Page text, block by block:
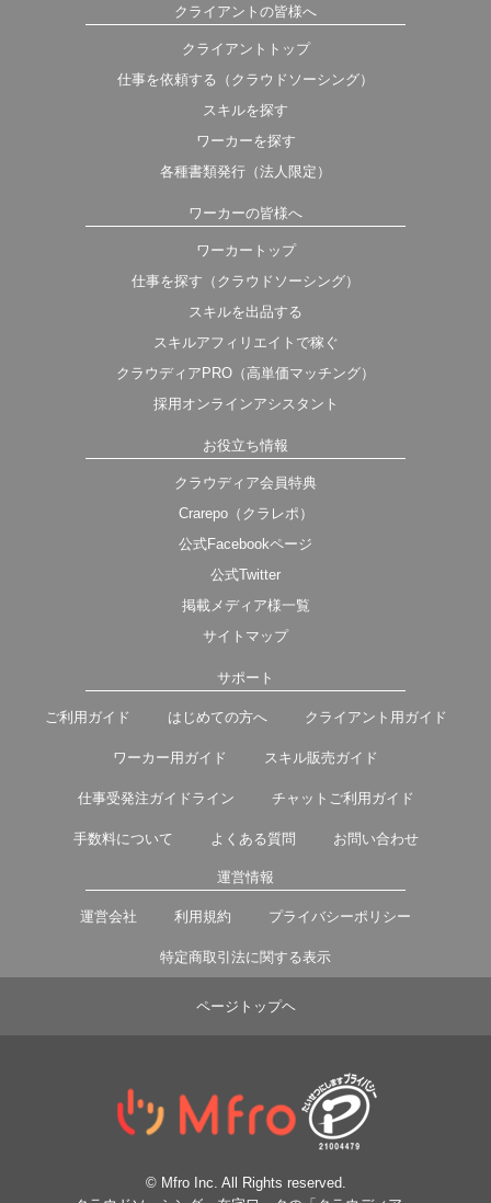
クライアントの皆様へ
クライアントトップ
仕事を依頼する（クラウドソーシング）
スキルを探す
ワーカーを探す
各種書類発行（法人限定）
ワーカーの皆様へ
ワーカートップ
仕事を探す（クラウドソーシング）
スキルを出品する
スキルアフィリエイトで稼ぐ
クラウディアPRO（高単価マッチング）
採用オンラインアシスタント
お役立ち情報
クラウディア会員特典
Crarepo（クラレポ）
公式Facebookページ
公式Twitter
掲載メディア様一覧
サイトマップ
サポート
ご利用ガイド はじめての方へ クライアント用ガイド
ワーカー用ガイド スキル販売ガイド
仕事受発注ガイドライン チャットご利用ガイド
手数料について よくある質問 お問い合わせ
運営情報
運営会社 利用規約 プライバシーポリシー
特定商取引法に関する表示
ページトップヘ
© Mfro Inc. All Rights reserved.